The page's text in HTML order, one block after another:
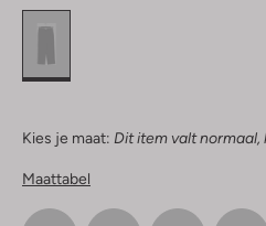
Kies je maat: Dit item valt
Maattabel